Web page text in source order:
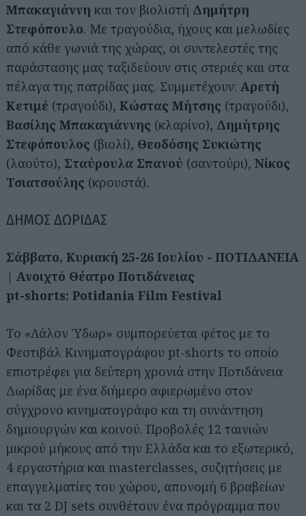
Μπακαγιάννη και τον βιολιστή Δημήτρη
Στεφόπουλο. Με τραγούδια, ήχους και μελωδίες
από κάθε γωνιά της χώρας, οι συντελεστές της
παράστασης μας ταξιδεύουν στις στεριές και στα
πέλαγα της πατρίδας μας. Συμμετέχουν: Αρετή
Κετιμέ (τραγούδι), Κώστας Μήτσης (τραγούδι),
Βασίλης Μπακαγιάννης (κλαρίνο), Δημήτρης
Στεφόπουλος (βιολί), Θεοδόσης Συκιώτης
(λαούτο), Σταύρουλα Σπανού (σαντούρι), Νίκος
Τσιατσούλης (κρουστά).
ΔΗΜΟΣ ΔΩΡΙΔΑΣ
Σάββατο, Κυριακή 25-26 Ιουλίου - ΠΟΤΙΔΑΝΕΙΑ
| Ανοιχτό Θέατρο Ποτιδάνειας
pt-shorts: Potidania Film Festival
Το «Λάλον Ύδωρ» συμπορεύεται φέτος με το
Φεστιβάλ Κινηματογράφου pt-shorts το οποίο
επιστρέφει για δεύτερη χρονιά στην Ποτιδάνεια
Δωρίδας με ένα διήμερο αφιερωμένο στον
σύγχρονο κινηματογράφο και τη συνάντηση
δημιουργών και κοινού. Προβολές 12 ταινιών
μικρού μήκους από την Ελλάδα και το εξωτερικό,
4 εργαστήρια και masterclasses, συζητήσεις με
επαγγελματίες του χώρου, απονομή 6 βραβείων
και τα 2 DJ sets συνθέτουν ένα πρόγραμμα που